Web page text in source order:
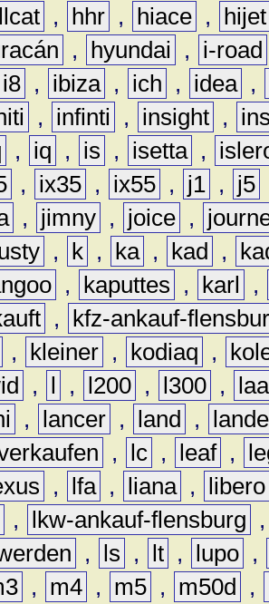
, hhr , hiace ,
hijet
, hyundai ,
i-road
i8 , ibiza , ich , idea ,
, infinti , insight ,
, iq , is , isetta ,
, ix35 , ix55 , j1 , j5
, jimny , joice ,
, k , ka , kad ,
, kaputtes , karl
,
,
kfz-ankauf-
, kleiner , kodiaq ,
, l , l200 , l300 ,
, lancer , land ,
, lc , leaf ,
, lfa , liana ,
libero
, lkw-ankauf-flensburg
, ls , lt , lupo ,
, m4 , m5 , m50d ,